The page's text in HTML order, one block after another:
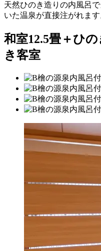
天然ひのき造りの内風呂
いた温泉が直接注がれます
和室12.5畳＋ひ
き客室